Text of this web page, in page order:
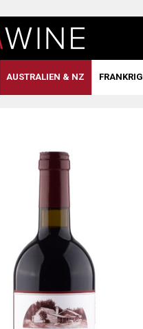
AUSTRALIEN & NZ FRANKRIG